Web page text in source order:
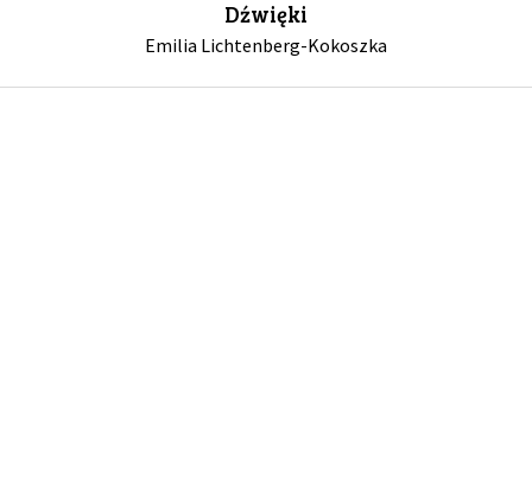
Dźwięki
Emilia Lichtenberg-Kokoszka